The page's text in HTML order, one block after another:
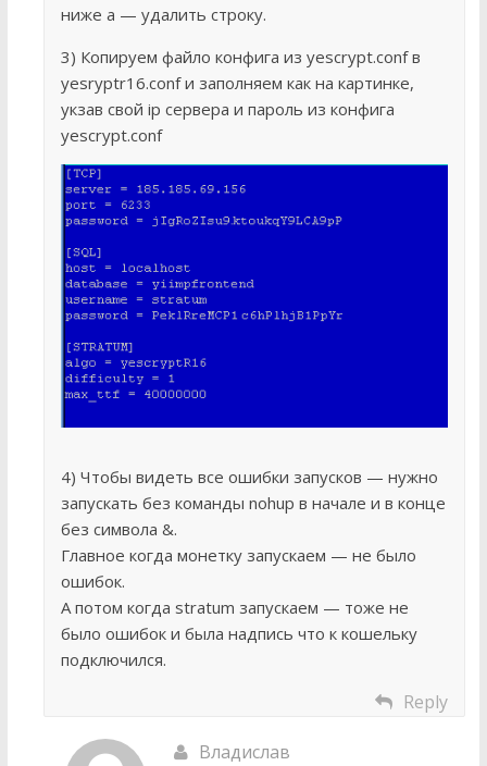
ниже а — удалить строку.
3) Копируем файло конфига из yescrypt.conf в
yesryptr16.conf и заполняем как на картинке,
укзав свой ip сервера и пароль из конфига
yescrypt.conf
4) Чтобы видеть все ошибки запусков — нужно
запускать без команды nohup в начале и в конце
без символа &.
Главное когда монетку запускаем — не было
ошибок.
А потом когда stratum запускаем — тоже не
было ошибок и была надпись что к кошельку
подключился.
Reply
Владислав